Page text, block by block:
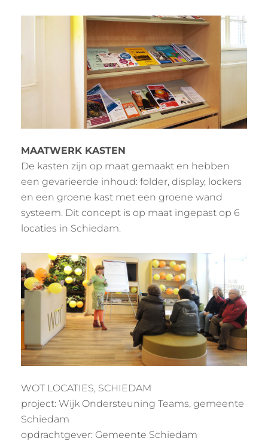
MAATWERK KASTEN
De kasten zijn op maat gemaakt en hebben
een gevarieerde inhoud: folder, display, lockers
en een groene kast met een groene wand
systeem. Dit concept is op maat ingepast op 6
locaties in Schiedam.
WOT LOCATIES, SCHIEDAM
project: Wijk Ondersteuning Teams, gemeente
Schiedam
opdrachtgever: Gemeente Schiedam